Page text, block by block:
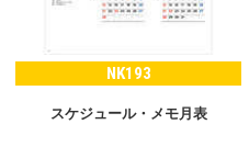
NK193
スケジュール・メモ月表